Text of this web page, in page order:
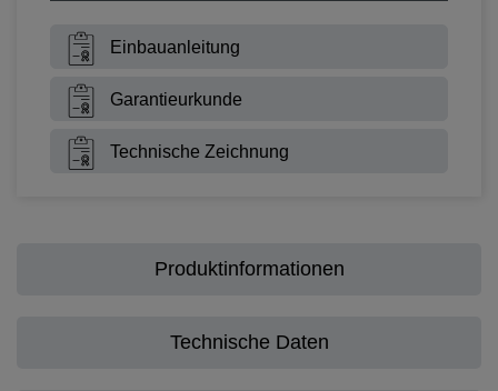
Einbauanleitung
Garantieurkunde
Technische Zeichnung
Produktinformationen
Technische Daten